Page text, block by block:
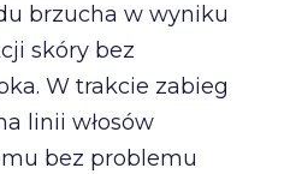
brzucha w wyniku
skóry bez
W trakcie zabieg
linii włosów
bez problemu